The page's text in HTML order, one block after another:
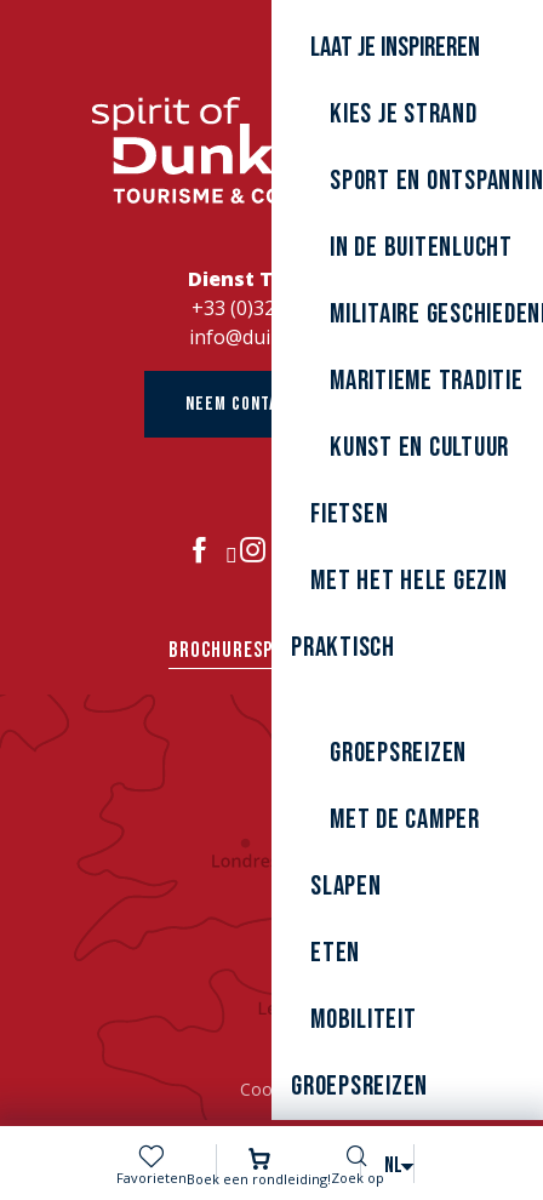
Voir les favoris
FavorietenBoek een rondleiding!
Zoek op
Zoek op NL
Laat je inspireren
Kies je strand
Sport en
In de buitenlucht
Militaire
Maritieme traditie
kunst en cultuur
Fietsen
Met het hele gezin
Praktisch
Groepsreizen
Met de camper
Slapen
Eten
Mobiliteit
Groepsreizen
Dienst Toerisme
+33 (0)328262728
info@duinkerke.fr
NEEM CONTACT OP MET
BROCHURESPERSGROEPEN
Cookies